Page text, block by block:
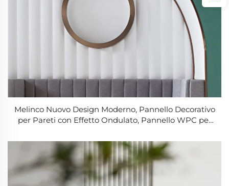
Melinco Nuovo Design Moderno, Pannello Decorativo
per Pareti con Effetto Ondulato, Pannello WPC per